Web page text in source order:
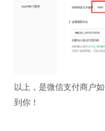
以上，是微信支付商户
到你！